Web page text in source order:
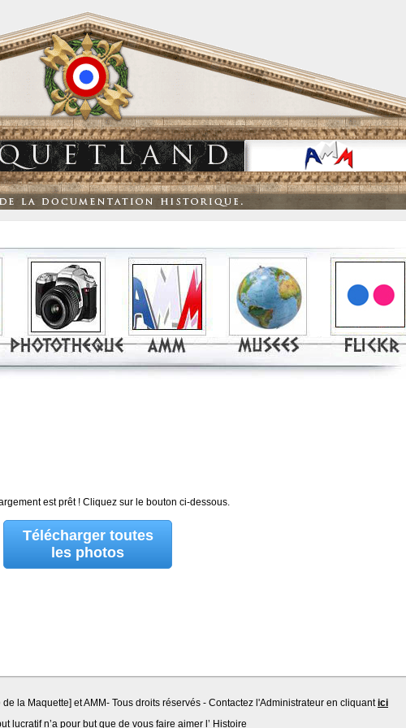
est prêt ! Cliquez sur le bouton ci-dessous.
Télécharger toutes
les photos
la Maquette] et AMM- Tous droits réservés - Contactez l'Administrateur en cliquantici
lucratif n’a pour but que de vous faire aimer l’ Histoire